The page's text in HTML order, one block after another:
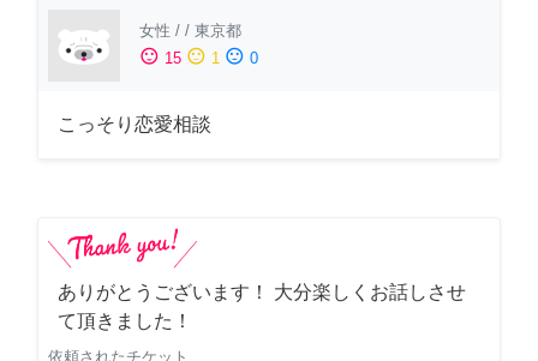
女性 / / 東京都
sentiment_satisfied 15 sentiment_neutral 1 sentiment_dissatisfied 0
こっそり恋愛相談
ありがとうございます！ 大分楽しくお話しさせ
て頂きました！
依頼されたチケット